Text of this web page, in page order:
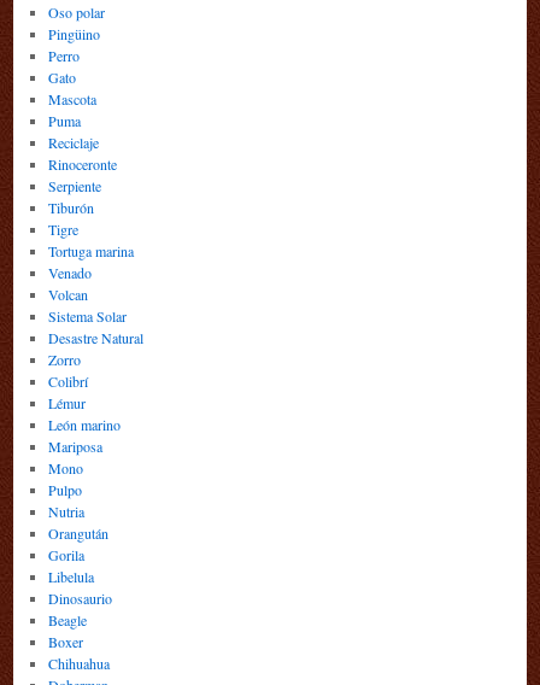
Oso polar
Pingüino
Perro
Gato
Mascota
Puma
Reciclaje
Rinoceronte
Serpiente
Tiburón
Tigre
Tortuga marina
Venado
Volcan
Sistema Solar
Desastre Natural
Zorro
Colibrí
Lémur
León marino
Mariposa
Mono
Pulpo
Nutria
Orangután
Gorila
Libelula
Dinosaurio
Beagle
Boxer
Chihuahua